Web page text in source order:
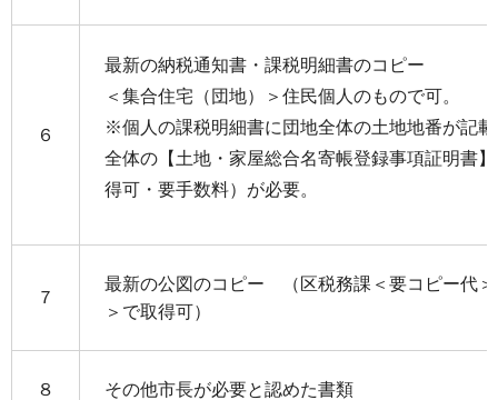
６
最新の納税通知書・課税明細書のコピー
＜集合住宅（団地）＞住民個人のもので可。
※個人の課税明細書に団地全体の土地地番が記
全体の【土地・家屋総合名寄帳登録事項証明書
得可・要手数料）が必要。
７
最新の公図のコピー （区税務課＜要コピー代
＞で取得可）
８ その他市長が必要と認めた書類